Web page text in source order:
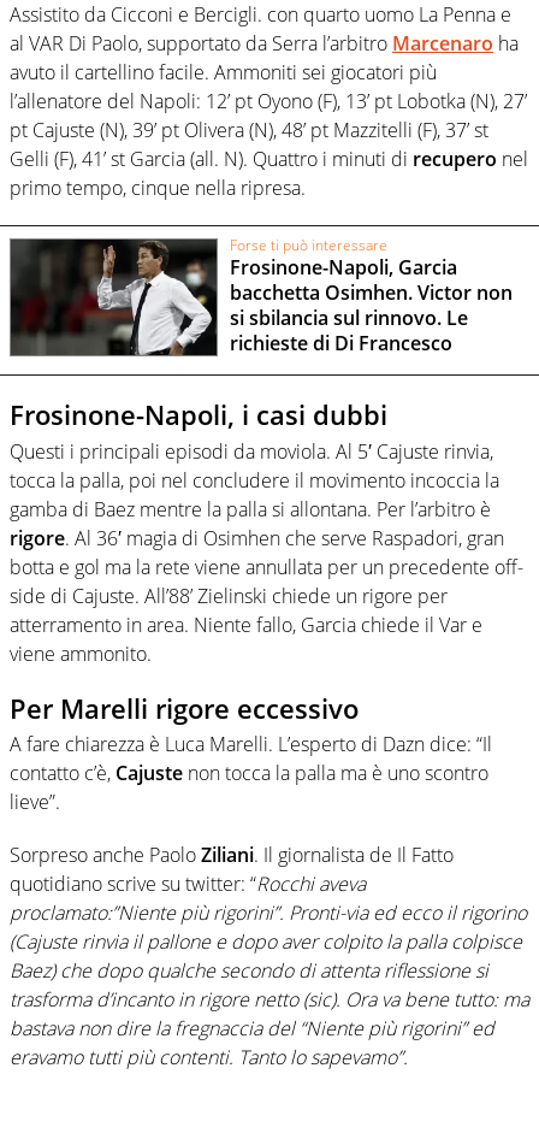
Assistito da Cicconi e Bercigli. con quarto uomo La Penna e
al VAR Di Paolo, supportato da Serra l’arbitro Marcenaro ha
avuto il cartellino facile. Ammoniti sei giocatori più
l’allenatore del Napoli: 12’ pt Oyono (F), 13’ pt Lobotka (N), 27’
pt Cajuste (N), 39’ pt Olivera (N), 48’ pt Mazzitelli (F), 37’ st
Gelli (F), 41’ st Garcia (all. N). Quattro i minuti di recupero nel
primo tempo, cinque nella ripresa.
Forse ti può interessare
Frosinone-Napoli, Garcia
bacchetta Osimhen. Victor non
si sbilancia sul rinnovo. Le
richieste di Di Francesco
Frosinone-Napoli, i casi dubbi
Questi i principali episodi da moviola. Al 5′ Cajuste rinvia,
tocca la palla, poi nel concludere il movimento incoccia la
gamba di Baez mentre la palla si allontana. Per l’arbitro è
rigore. Al 36′ magia di Osimhen che serve Raspadori, gran
botta e gol ma la rete viene annullata per un precedente off-
side di Cajuste. All’88’ Zielinski chiede un rigore per
atterramento in area. Niente fallo, Garcia chiede il Var e
viene ammonito.
Per Marelli rigore eccessivo
A fare chiarezza è Luca Marelli. L’esperto di Dazn dice: “Il
contatto c’è, Cajuste non tocca la palla ma è uno scontro
lieve”.
Sorpreso anche PaoloZiliani. Il giornalista de Il Fatto
quotidiano scrive su twitter: “Rocchiaveva
proclamato:”Niente più rigorini”. Pronti-via ed ecco il rigorino
(Cajusterinvia il pallone e dopo aver colpito la palla colpisce
Baez) che dopo qualche secondo di attenta riflessione si
trasforma d’incanto in rigore netto (sic). Ora va bene tutto: ma
bastava non dire la fregnaccia del “Niente più rigorini” ed
eravamo tutti più contenti. Tanto lo sapevamo”.